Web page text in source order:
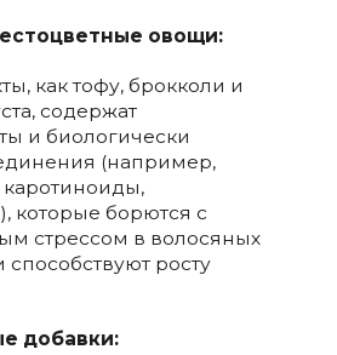
овощи:
как тофу, брокколи и
содержат
и биологически
(например,
которые борются с
стрессом в волосяных
способствуют росту
добавки: